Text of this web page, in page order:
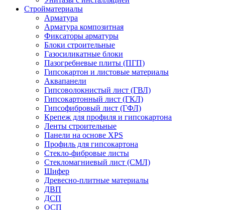
Стройматериалы
Арматура
Арматура композитная
Фиксаторы арматуры
Блоки строительные
Газосиликатные блоки
Пазогребневые плиты (ПГП)
Гипсокартон и листовые материалы
Аквапанели
Гипсоволокнистый лист (ГВЛ)
Гипсокартонный лист (ГКЛ)
Гипсофибровый лист (ГФЛ)
Крепеж для профиля и гипсокартона
Ленты строительные
Панели на основе XPS
Профиль для гипсокартона
Стекло-фибровые листы
Стекломагниевый лист (СМЛ)
Шифер
Древесно-плитные материалы
ДВП
ДСП
ОСП